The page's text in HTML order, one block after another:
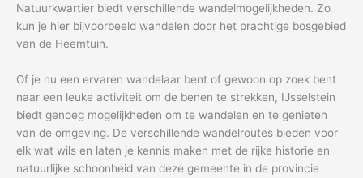
Natuurkwartier biedt verschillende wandelmogelijkheden. Zo
kun je hier bijvoorbeeld wandelen door het prachtige bosgebied
van de Heemtuin.
Of je nu een ervaren wandelaar bent of gewoon op zoek bent
naar een leuke activiteit om de benen te strekken, IJsselstein
biedt genoeg mogelijkheden om te wandelen en te genieten
van de omgeving. De verschillende wandelroutes bieden voor
elk wat wils en laten je kennis maken met de rijke historie en
natuurlijke schoonheid van deze gemeente in de provincie